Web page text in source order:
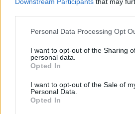
Please note that this website/app
not limited to your visit or usage
grant or deny consent to Google and
use your data for below specified
consent section.
Personal Data Processing Opt
I want to opt-out of the Sharing
personal data.
Opted In
I want to opt-out of the Sale of
Personal Data.
Opted In
magyar költségvetés, így sikerült
visszafordítani a korábbi fideszes
A magyarok közel harmadának
hónap végére
Néma tisztelgéssel és szirénaszóval
Hajnalban csaptak fel a lángok